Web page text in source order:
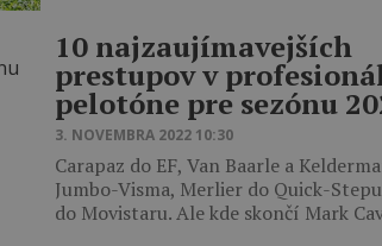
10 najzaujímavejších
prestupov v
pelotóne pre sezónu
3. NOVEMBRA 2022 10:30
Carapaz do EF, Van Baarle a
Jumbo-Visma, Merlier do Quick-
do Movistaru. Ale kde skončí Mark